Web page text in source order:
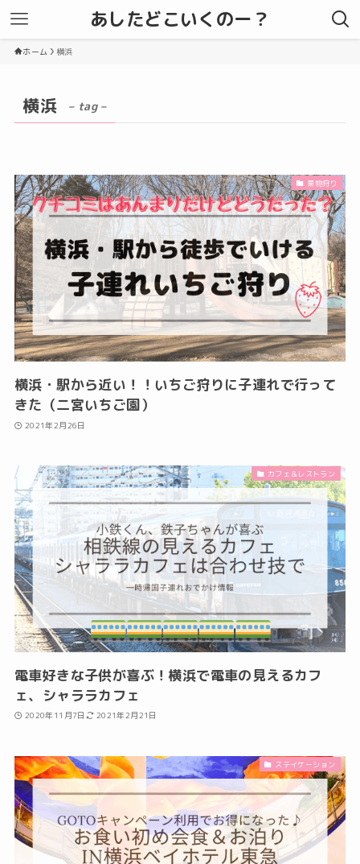
あしたどこいくのー？
ホーム 横浜
横浜 – tag –
果物狩り
横浜・駅から近い！！いちご狩りに子連れで行って
きた（二宮いちご園）
2021年2月26日
カフェ＆レストラン
電車好きな子供が喜ぶ！横浜で電車の見えるカフ
ェ、シャララカフェ
2020年11月7日 2021年2月21日
ステイケーション